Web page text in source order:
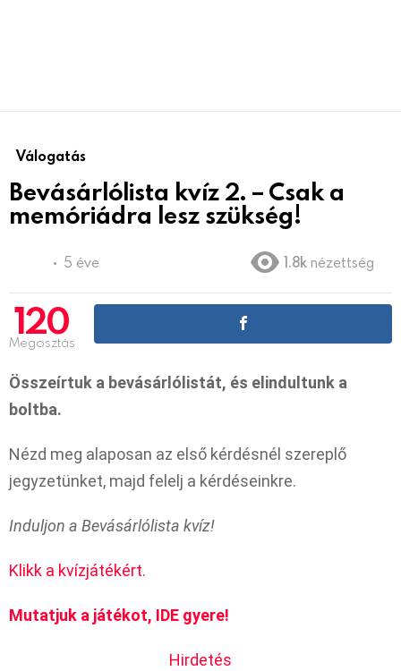
Válogatás
Bevásárlólista kvíz 2. – Csak a
memóriádra lesz szükség!
5 éve 1.8k nézettség
120
Megosztás
Összeírtuk a bevásárlólistát, és elindultunk a
boltba.
Nézd meg alaposan az első kérdésnél szereplő
jegyzetünket, majd felelj a kérdéseinkre.
Induljon a Bevásárlólista kvíz!
Klikk a kvízjátékért.
Mutatjuk a játékot, IDE gyere!
Hirdetés